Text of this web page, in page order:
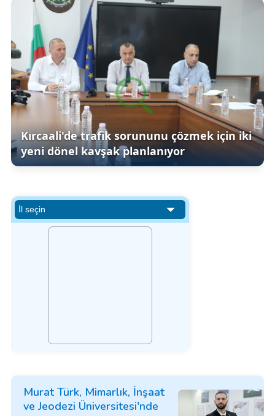
Kırcaali'de trafik sorununu çözmek için iki
yeni dönel kavşak planlanıyor
Murat Türk, Mimarlık, İnşaat
ve Jeodezi Üniversitesi'nde